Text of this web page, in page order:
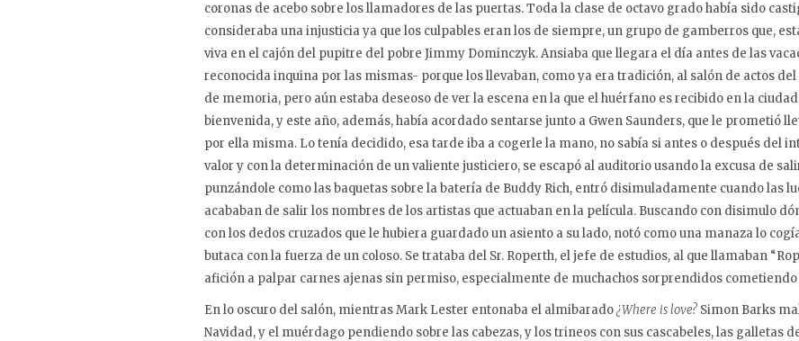
coronas de acebo sobre los llamadores de las puertas. Toda la clase de octavo grado había sido
consideraba una injusticia ya que los culpables eran los de siempre, un grupo de gamberros que,
viva en el cajón del pupitre del pobre Jimmy Dominczyk. Ansiaba que llegara el día antes de las
reconocida inquina por las mismas- porque los llevaban, como ya era tradición, al salón de actos del
de memoria, pero aún estaba deseoso de ver la escena en la que el huérfano es recibido en la
bienvenida, y este año, además, había acordado sentarse junto a Gwen Saunders, que le prometió
por ella misma. Lo tenía decidido, esa tarde iba a cogerle la mano, no sabía si antes o después del
valor y con la determinación de un valiente justiciero, se escapó al auditorio usando la excusa de
punzándole como las baquetas sobre la batería de Buddy Rich, entró disimuladamente cuando las
acababan de salir los nombres de los artistas que actuaban en la película. Buscando con disimulo
con los dedos cruzados que le hubiera guardado un asiento a su lado, notó como una manaza lo
butaca con la fuerza de un coloso. Se trataba del Sr. Roperth, el jefe de estudios, al que llamaban
afición a palpar carnes ajenas sin permiso, especialmente de muchachos sorprendidos
En lo oscuro del salón, mientras Mark Lester entonaba el almibarado¿Where is love? Simon Barks
Navidad, y el muérdago pendiendo sobre las cabezas, y los trineos con sus cascabeles, las galletas